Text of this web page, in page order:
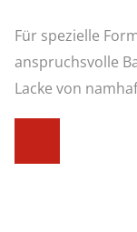
Für spezielle
anspruchsvolle
Lacke von